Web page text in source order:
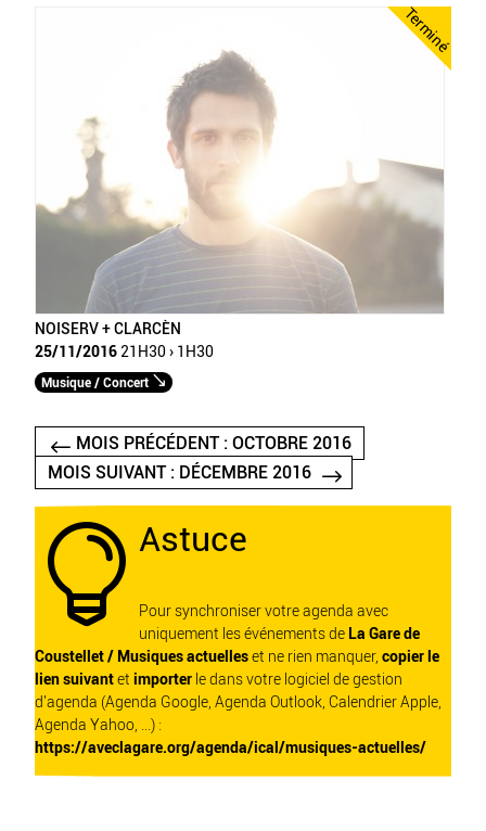
Terminé
NOISERV + CLARCÈN
25/11/2016 21H30 › 1H30
Musique / Concert
MOIS PRÉCÉDENT : OCTOBRE 2016
MOIS SUIVANT : DÉCEMBRE 2016
 Astuce
Pour synchroniser votre agenda avec
uniquement les événements de La Gare de
Coustellet / Musiques actuelleset ne rien manquer, copier le
lien suivantet importer le dans votre logiciel de gestion
d'agenda (Agenda Google, Agenda Outlook, Calendrier Apple,
Agenda Yahoo, ...) :
https://aveclagare.org/agenda/ical/musiques-actuelles/